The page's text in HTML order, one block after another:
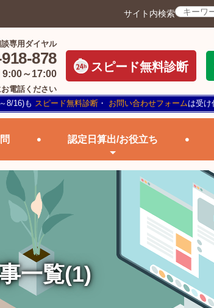
サイト内検索
専用ダイヤル
878
9:00～17:00
お電話ください
スピード無料診断
8/16)も スピード無料診断 ・ お問い合わせフォームは受け
認定日算出/お役立ち
一覧(1)